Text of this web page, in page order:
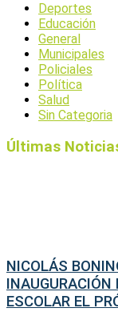
Deportes
Educación
General
Municipales
Policiales
Política
Salud
Sin Categoria
Últimas
NICOLÁS
INAUGURACIÓN
ESCOLAR EL